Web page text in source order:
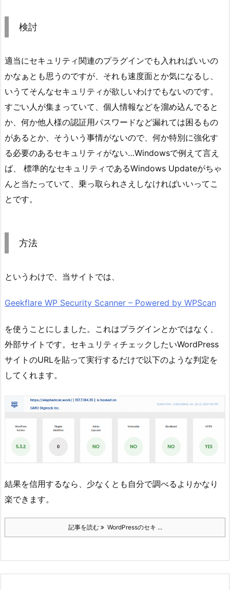
検討
適当にセキュリティ関連のプラグインでも入れればいいの
かなぁとも思うのですが、それも速度面とか気になるし、
いうてそんなセキュリティが欲しいわけでもないのです。
すごい人が集まっていて、個人情報などを溜め込んでると
か、何か他人様の認証用パスワードなど漏れては困るもの
があるとか、そういう事情がないので、何か特別に強化す
る必要のあるセキュリティがない…Windowsで例えて言え
ば、 標準的なセキュリティであるWindows Updateがちゃ
んと当たっていて、乗っ取られさえしなければいいってこ
とです。
方法
というわけで、当サイトでは、
Geekflare WP Security Scanner – Powered by WPScan
を使うことにしました。これはプラグインとかではなく、
外部サイトです。セキュリティチェックしたいWordPress
サイトのURLを貼って実行するだけで以下のような判定を
してくれます。
結果を信用するなら、少なくとも自分で調べるよりかなり
楽できます。
記事を読む WordPressのセキ ...